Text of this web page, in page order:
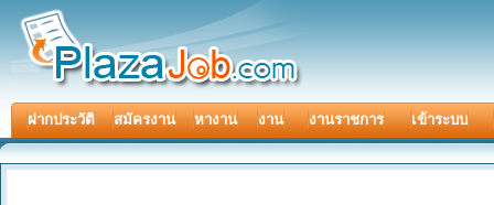
ฝากประวัติ สมัครงาน หางาน งาน งานราชการ เข้าระบบ